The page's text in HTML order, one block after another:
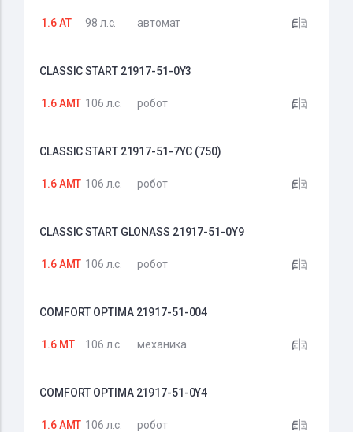
1.6 AT 98 л.с. автомат
CLASSIC START 21917-51-0Y3
1.6 AMT 106 л.с. робот
CLASSIC START 21917-51-7YC (750)
1.6 AMT 106 л.с. робот
CLASSIC START GLONASS 21917-51-0Y9
1.6 AMT 106 л.с. робот
COMFORT OPTIMA 21917-51-004
1.6 MT 106 л.с. механика
COMFORT OPTIMA 21917-51-0Y4
1.6 AMT 106 л.с. робот